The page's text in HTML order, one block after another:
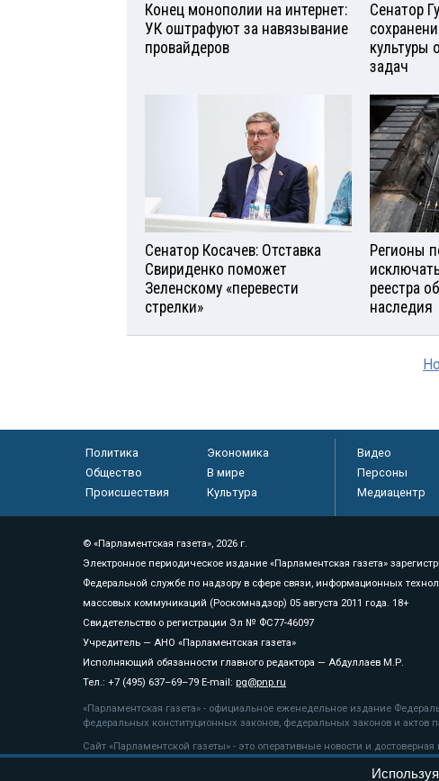
Конец монополии на интернет:
УК оштрафуют за навязывание
провайдеров
Сенатор
культуры
задач
Сенатор Косачев: Отставка
Свириденко поможет
Зеленскому «перевести
стрелки»
Регионы
реестра
наследия
Политика
Экономика
Общество
В мире
Происшествия
Культура
Видео
Персоны
Медиацентр
© «Парламентская газета», 2026 г.
Электронное периодическое издание «Парламентская газета»
Федеральной службе по надзору в сфере связи, информационных
массовых коммуникаций (Роскомнадзор) 05 августа 2011 года. 18+
Свидетельство о регистрации Эл № ФС77-46097
Учредитель — АНО «Парламентская газета»
Исполняющий обязанности главного редактора — Абдуллаев М.Р.
Тел.: +7 (495) 637–69–79 E-mail: pg@pnp.ru
«Парламентская газета» - официальное еженедельное издание
федеральных конституционных законов, федеральных законов и актов
Сайт «Парламентской газеты» - это оперативные новости и
«Парламентской газеты» активная ссылка на pnp.ru обязательна.